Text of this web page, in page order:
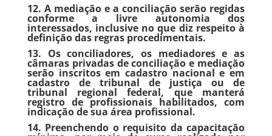
12. A mediação e a conciliação serão regidas
conforme a livre autonomia dos
interessados, inclusive no que diz respeito à
definição das regras procedimentais.
13. Os conciliadores, os mediadores e as
câmaras privadas de conciliação e mediação
serão inscritos em cadastro nacional e em
cadastro de tribunal de justiça ou de
tribunal regional federal, que manterá
registro de profissionais habilitados, com
indicação de sua área profissional.
14. Preenchendo o requisito da capacitação